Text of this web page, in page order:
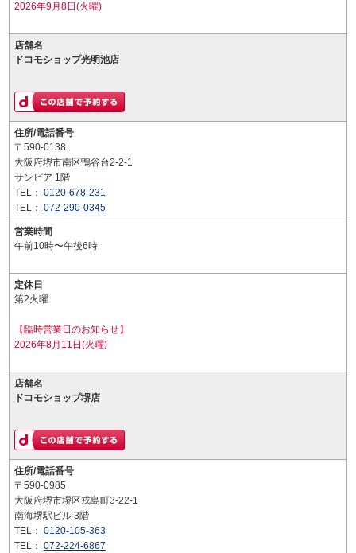
2026年9月8日(火曜)
店舗名
ドコモショップ光明池店
住所/電話番号
〒590-0138
大阪府堺市南区鴨谷台2-2-1
サンピア 1階
TEL： 0120-678-231
TEL： 072-290-0345
営業時間
午前10時〜午後6時
定休日
第2火曜
【臨時営業日のお知らせ】
2026年8月11日(火曜)
店舗名
ドコモショップ堺店
住所/電話番号
〒590-0985
大阪府堺市堺区戎島町3-22-1
南海堺駅ビル 3階
TEL： 0120-105-363
TEL： 072-224-6867